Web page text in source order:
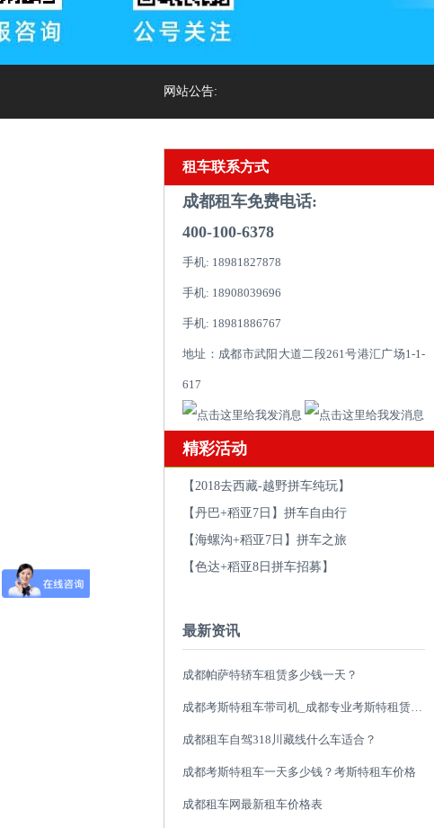
网站公告:
租车联系方式
成都租车免费电话:
400-100-6378
手机: 18981827878
手机: 18908039696
手机: 18981886767
地址：成都市武阳大道二段261号港汇广场1-1-
617
精彩活动
【2018去西藏-越野拼车纯玩】
【丹巴+稻亚7日】拼车自由行
【海螺沟+稻亚7日】拼车之旅
【色达+稻亚8日拼车招募】
最新资讯
成都帕萨特轿车租赁多少钱一天？
成都考斯特租车带司机_成都专业考斯特租赁平台
成都租车自驾318川藏线什么车适合？
成都考斯特租车一天多少钱？考斯特租车价格
成都租车网最新租车价格表